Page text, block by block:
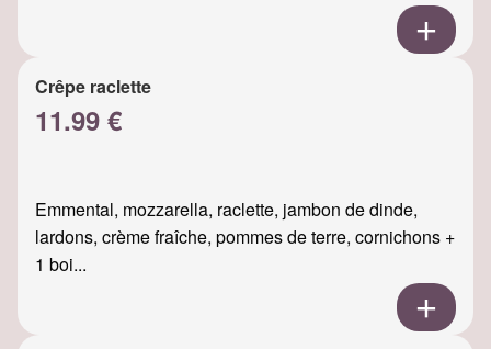
Crêpe raclette
11.99 €
Emmental, mozzarella, raclette, jambon de dinde,
lardons, crème fraîche, pommes de terre, cornichons +
1 boi...